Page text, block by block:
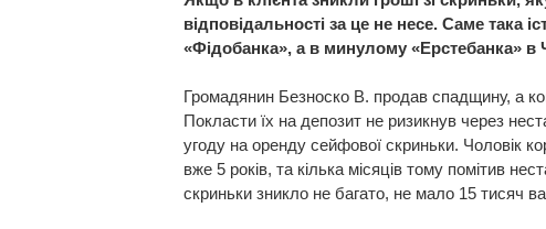
відповідальності за це не несе. Саме така
«Фідобанка», а в минулому «Ерстебанка» в
Громадянин Безноско В. продав спадщину, а
Покласти їх на депозит не ризикнув через
угоду на оренду сейфової скриньки. Чоловік
вже 5 років, та кілька місяців тому помітив
скриньки зникло не багато, не мало 15 тисяч